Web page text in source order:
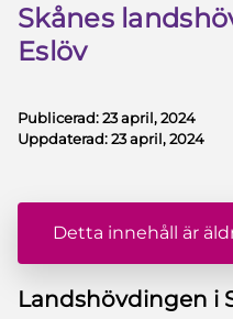
Skånes
Eslöv
Publicerad:23 april, 2024
Uppdaterad:23 april, 2024
Detta innehåll är
Landshövdingen i